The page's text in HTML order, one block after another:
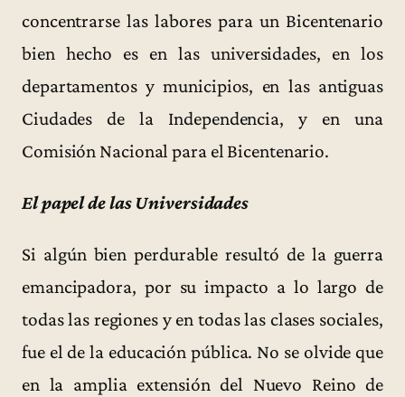
concentrarse las labores para un Bicentenario
bien hecho es en las universidades, en los
departamentos y municipios, en las antiguas
Ciudades de la Independencia, y en una
Comisión Nacional para el Bicentenario.
El papel de las Universidades
Si algún bien perdurable resultó de la guerra
emancipadora, por su impacto a lo largo de
todas las regiones y en todas las clases sociales,
fue el de la educación pública. No se olvide que
en la amplia extensión del Nuevo Reino de